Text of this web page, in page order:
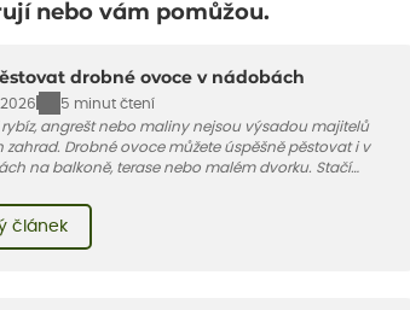
nebo vám pomůžou.
drobné ovoce v nádobách
5 minut čtení
rybíz, angrešt nebo maliny nejsou výsadou majitelů
zahrad. Drobné ovoce můžete úspěšně pěstovat i v
na balkoně, terase nebo malém dvorku. Stačí
pravidel. V tomto článku vám poradíme, jak na
článek